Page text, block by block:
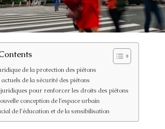
de la protection des piétons
de la sécurité des piétons
pour renforcer les droits des piétons
conception de l’espace urbain
de l’éducation et de la sensibilisation